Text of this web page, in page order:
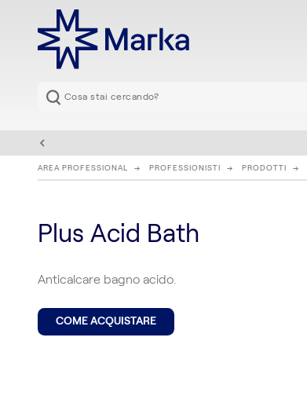
AREA PROFESSIONAL PROFESSIONISTI PRODOTTI
Plus Acid Bath
Anticalcare bagno acido.
COME ACQUISTARE